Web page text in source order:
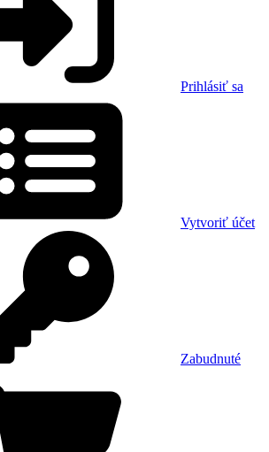
Prihlásiť sa
Vytvoriť účet
Zabudnuté